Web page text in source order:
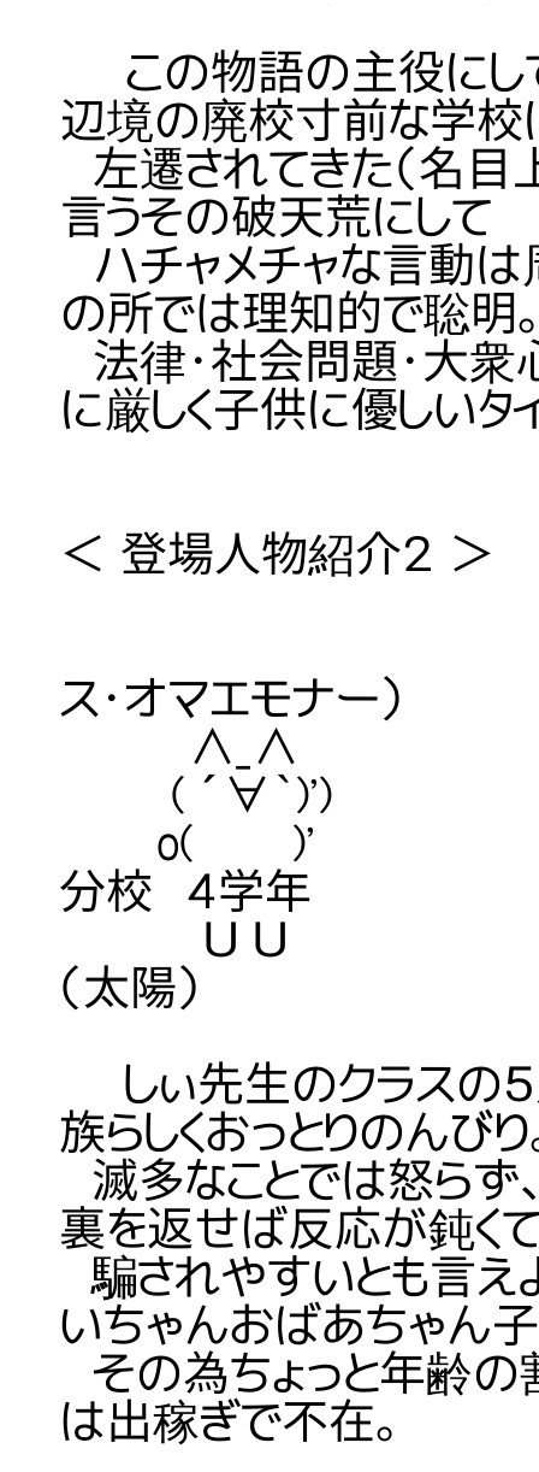
この物語の主役にし
辺境の廃校寸前な学校
左遷されてきた（名目
言うその破天荒にして
ハチャメチャな言動
の所では理知的で聡明
法律・社会問題・大
に厳しく子供に優しいタ
＜ 登場人物紹介２ ＞
ス・オマエモナー）
∧_∧ 【性
( ´∀｀)') 【出身
o( )' 【学年】
分校 ４学年
Ｕ Ｕ 【象徴】
（太陽）
しぃ先生のクラスの
族らしくおっとりのんびり
滅多なことでは怒らず
裏を返せば反応が鈍く
騙されやすいとも言え
いちゃんおばあちゃん子
その為ちょっと年齢
は出稼ぎで不在。